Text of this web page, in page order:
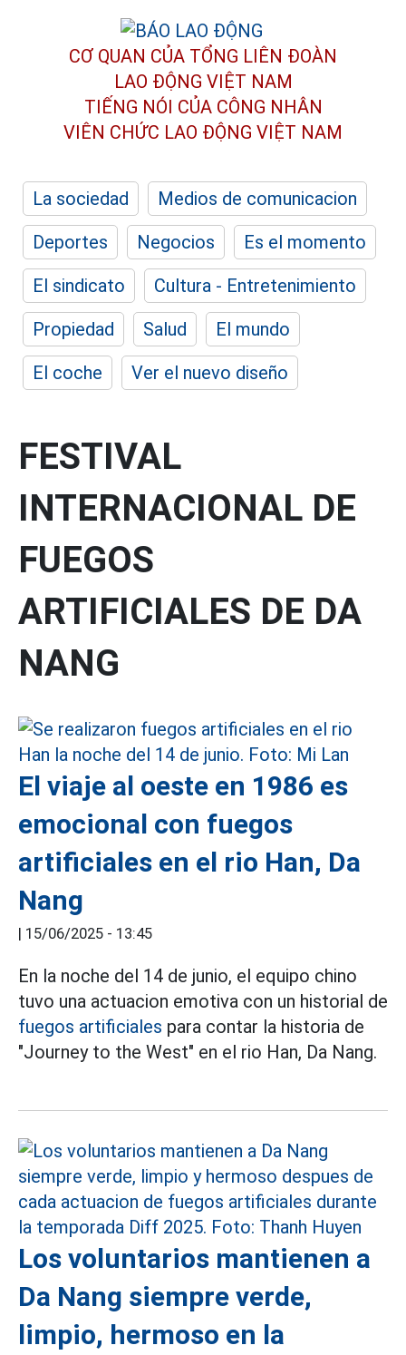
CƠ QUAN CỦA TỔNG LIÊN ĐOÀN
LAO ĐỘNG VIỆT NAM
TIẾNG NÓI CỦA CÔNG NHÂN
VIÊN CHỨC LAO ĐỘNG VIỆT NAM
La sociedad
Medios de comunicacion
Deportes
Negocios
Es el momento
El sindicato
Cultura - Entretenimiento
Propiedad
Salud
El mundo
El coche
Ver el nuevo diseño
FESTIVAL
INTERNACIONAL DE
FUEGOS
ARTIFICIALES DE DA
NANG
El viaje al oeste en 1986 es
emocional con fuegos
artificiales en el rio Han, Da
Nang
| 15/06/2025 - 13:45
En la noche del 14 de junio, el equipo chino
tuvo una actuacion emotiva con un historial de
fuegos artificiales para contar la historia de
"Journey to the West" en el rio Han, Da Nang.
Los voluntarios mantienen a
Da Nang siempre verde,
limpio, hermoso en la